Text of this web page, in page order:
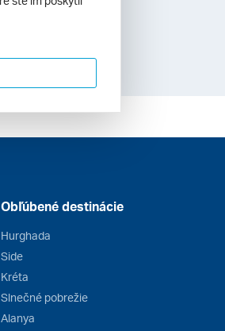
Obľúbené destinácie
Hurghada
Side
Kréta
Slnečné pobrežie
Alanya